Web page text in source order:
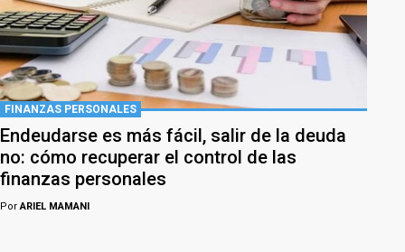
FINANZAS PERSONALES
Endeudarse es más fácil, salir de la deuda
no: cómo recuperar el control de las
finanzas personales
PorARIEL MAMANI